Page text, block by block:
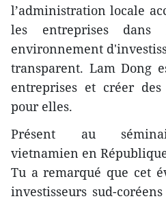
l’administration locale
les entreprises dans
environnement
transparent. Lam Dong
entreprises et créer
pour elles.
Présent au
vietnamien en
Tu a remarqué que cet
investisseurs sud-